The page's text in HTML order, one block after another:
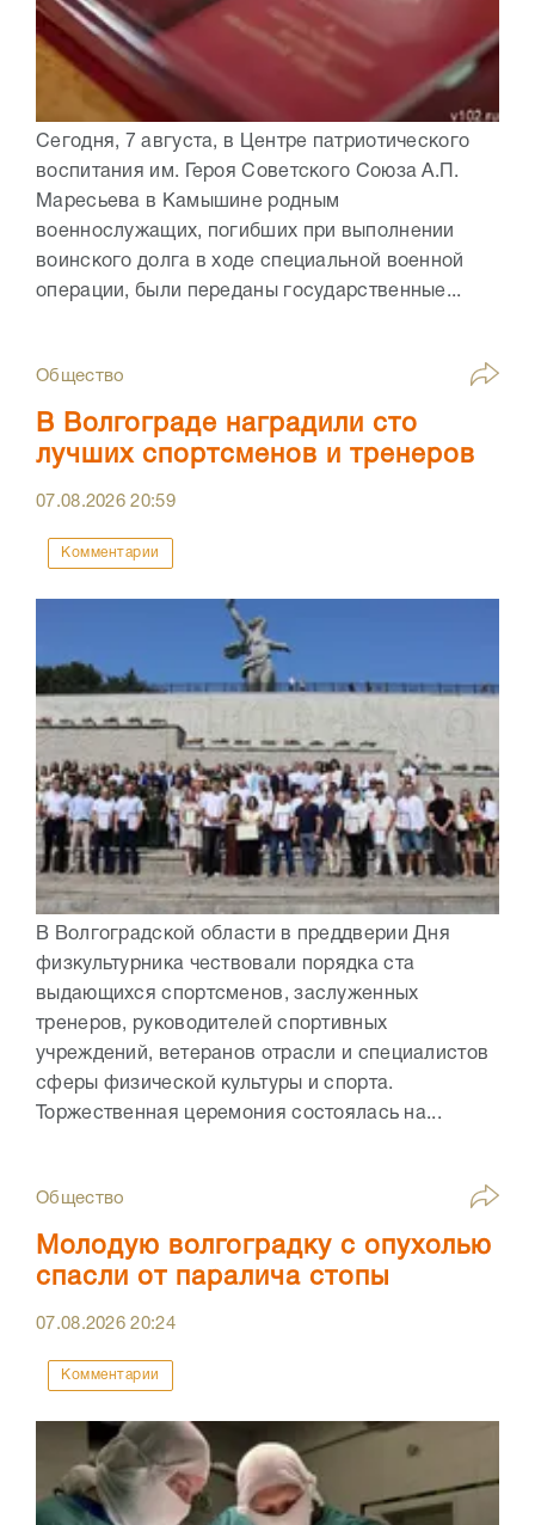
Сегодня, 7 августа, в Центре патриотического
воспитания им. Героя Советского Союза А.П.
Маресьева в Камышине родным
военнослужащих, погибших при выполнении
воинского долга в ходе специальной военной
операции, были переданы государственные...
Общество
В Волгограде наградили сто
лучших спортсменов и тренеров
07.08.202620:59
Комментарии
В Волгоградской области в преддверии Дня
физкультурника чествовали порядка ста
выдающихся спортсменов, заслуженных
тренеров, руководителей спортивных
учреждений, ветеранов отрасли и специалистов
сферы физической культуры и спорта.
Торжественная церемония состоялась на...
Общество
Молодую волгоградку с опухолью
спасли от паралича стопы
07.08.202620:24
Комментарии